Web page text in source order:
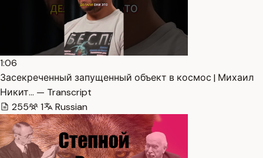
1:06
Засекреченный запущенный объект в космос | Михаил
Никит… — Transcript
255
1 Russian